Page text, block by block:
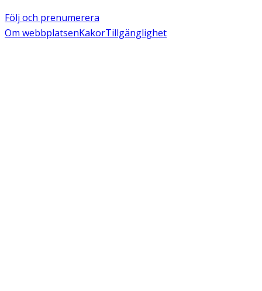
Följ och prenumerera
Om webbplatsenKakorTillgänglighet